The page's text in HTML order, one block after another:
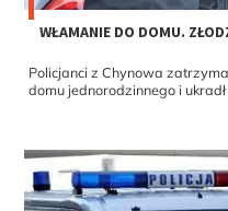
WŁAMANIE DO DOMU.
Policjanci z Chynowa
domu jednorodzinnego i